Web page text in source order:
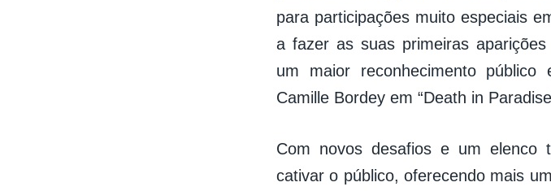
para participações muito especiais
a fazer as suas primeiras
um maior reconhecimento
Camille Bordey em “Death in
Com novos desafios e um elenco
cativar o público, oferecendo mais